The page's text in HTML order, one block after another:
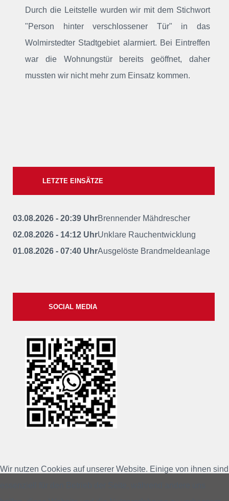
Durch die Leitstelle wurden wir mit dem Stichwort
"Person hinter verschlossener Tür" in das
Wolmirstedter Stadtgebiet alarmiert. Bei Eintreffen
war die Wohnungstür bereits geöffnet, daher
mussten wir nicht mehr zum Einsatz kommen.
LETZTE EINSÄTZE
03.08.2026 - 20:39 UhrBrennender Mähdrescher
02.08.2026 - 14:12 UhrUnklare Rauchentwicklung
01.08.2026 - 07:40 UhrAusgelöste Brandmeldeanlage
SOCIAL MEDIA
Wir nutzen Cookies auf unserer Website. Einige von ihnen sind